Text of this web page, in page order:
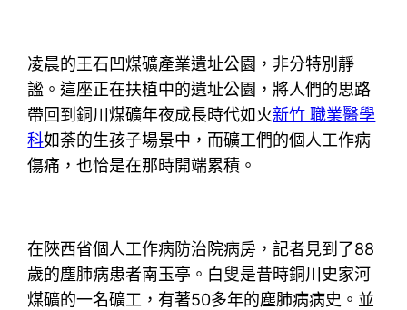
凌晨的王石凹煤礦產業遺址公園，非分特別靜
謐。這座正在扶植中的遺址公園，將人們的思路
帶回到銅川煤礦年夜成長時代如火新竹 職業醫學
科如荼的生孩子場景中，而礦工們的個人工作病
傷痛，也恰是在那時開端累積。
在陜西省個人工作病防治院病房，記者見到了88
歲的塵肺病患者南玉亭。白叟是昔時銅川史家河
煤礦的一名礦工，有著50多年的塵肺病病史。並